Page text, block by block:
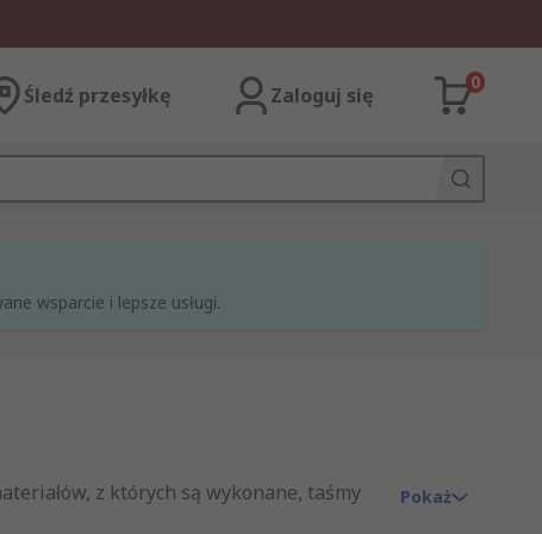
Śledź przesyłkę Zaloguj się
0
wsparcie i lepsze usługi.
z których są wykonane, taśmy
Pokaż